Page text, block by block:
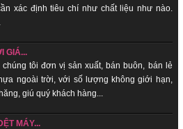
xác định tiêu chí như chất liệu như nào.
GIÁ...
chúng tôi đơn vị sản xuất, bán buôn, bán lẻ
ngoài trời, với số lượng không giới hạn,
giú quý khách hàng...
MÁY...